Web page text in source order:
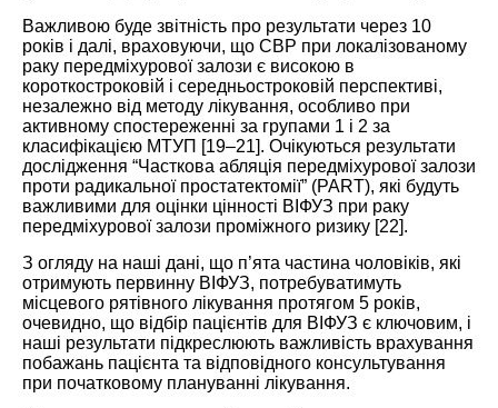
Важливою буде звітність про результати через 10
років і далі, враховуючи, що СВР при локалізованому
раку передміхурової залози є високою в
короткостроковій і середньостроковій перспективі,
незалежно від методу лікування, особливо при
активному спостереженні за групами 1 і 2 за
класифікацією МТУП [19–21]. Очікуються результати
дослідження “Часткова абляція передміхурової залози
проти радикальної простатектомії” (PART), які будуть
важливими для оцінки цінності ВІФУЗ при раку
передміхурової залози проміжного ризику [22].
З огляду на наші дані, що п’ята частина чоловіків, які
отримують первинну ВІФУЗ, потребуватимуть
місцевого рятівного лікування протягом 5 років,
очевидно, що відбір пацієнтів для ВІФУЗ є ключовим, і
наші результати підкреслюють важливість врахування
побажань пацієнта та відповідного консультування
при початковому плануванні лікування.